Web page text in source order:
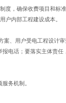
度，确保收费项目和标
户内部工程建设成本。
案、用户受电工程设计
电话；要落实主体责
务机制。